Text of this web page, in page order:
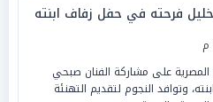
فرحته في حفل زفاف ابنته
على مشاركة الفنان صبحي
وتوافد النجوم لتقديم التهنئة